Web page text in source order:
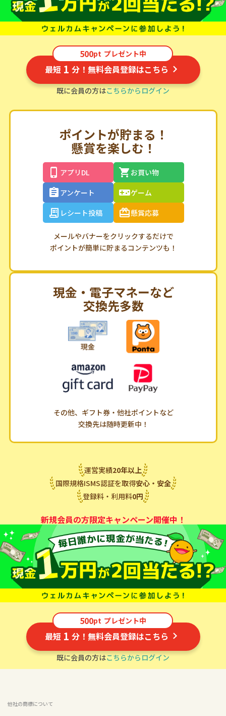
500pt プレゼント中
最短 1 分！無料会員登録はこちら
既に会員の方はこちらからログイン
ポイントが貯まる！
懸賞を楽しむ！
アプリDL
お買い物
アンケート
ゲーム
レシート投稿
懸賞応募
メールやバナーをクリックするだけで
ポイントが簡単に貯まるコンテンツも！
現金・電子マネーなど
交換先多数
その他、ギフト券・他社ポイントなど
交換先は随時更新中！
運営実績20年以上
国際規格ISMS認証を取得安心・安全
登録料・利用料0円
新規会員の方限定キャンペーン開催中！
500pt プレゼント中
最短 1 分！無料会員登録はこちら
既に会員の方はこちらからログイン
他社の商標について